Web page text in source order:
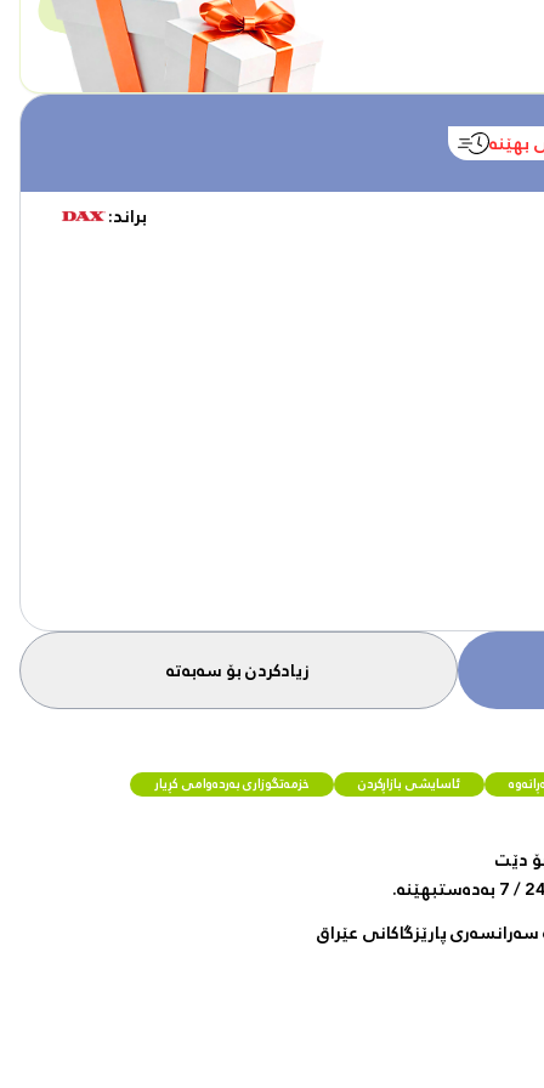
بهێنە
براند:
زیادکردن بۆ سەبەتە
ئاسایشی بازاڕکردن خزمەتگوزاری بەردەوامی کڕیار
دێت
پارێزگاکانی عێراق